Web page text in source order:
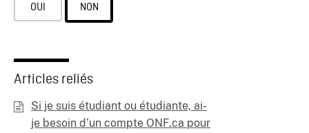
OUI NON
Articles reliés
Si je suis étudiant ou étudiante, ai-
je besoin d’un compte ONF.ca pour